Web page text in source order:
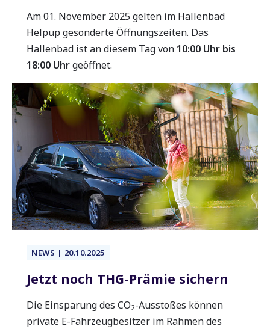
Am 01. November 2025 gelten im Hallenbad
Helpup gesonderte Öffnungszeiten. Das
Hallenbad ist an diesem Tag von 10:00 Uhr bis
18:00 Uhrgeöffnet.
NEWS | 20.10.2025
Jetzt noch THG-Prämie sichern
Die Einsparung des CO2-Ausstoßes können
private E-Fahrzeugbesitzer im Rahmen des